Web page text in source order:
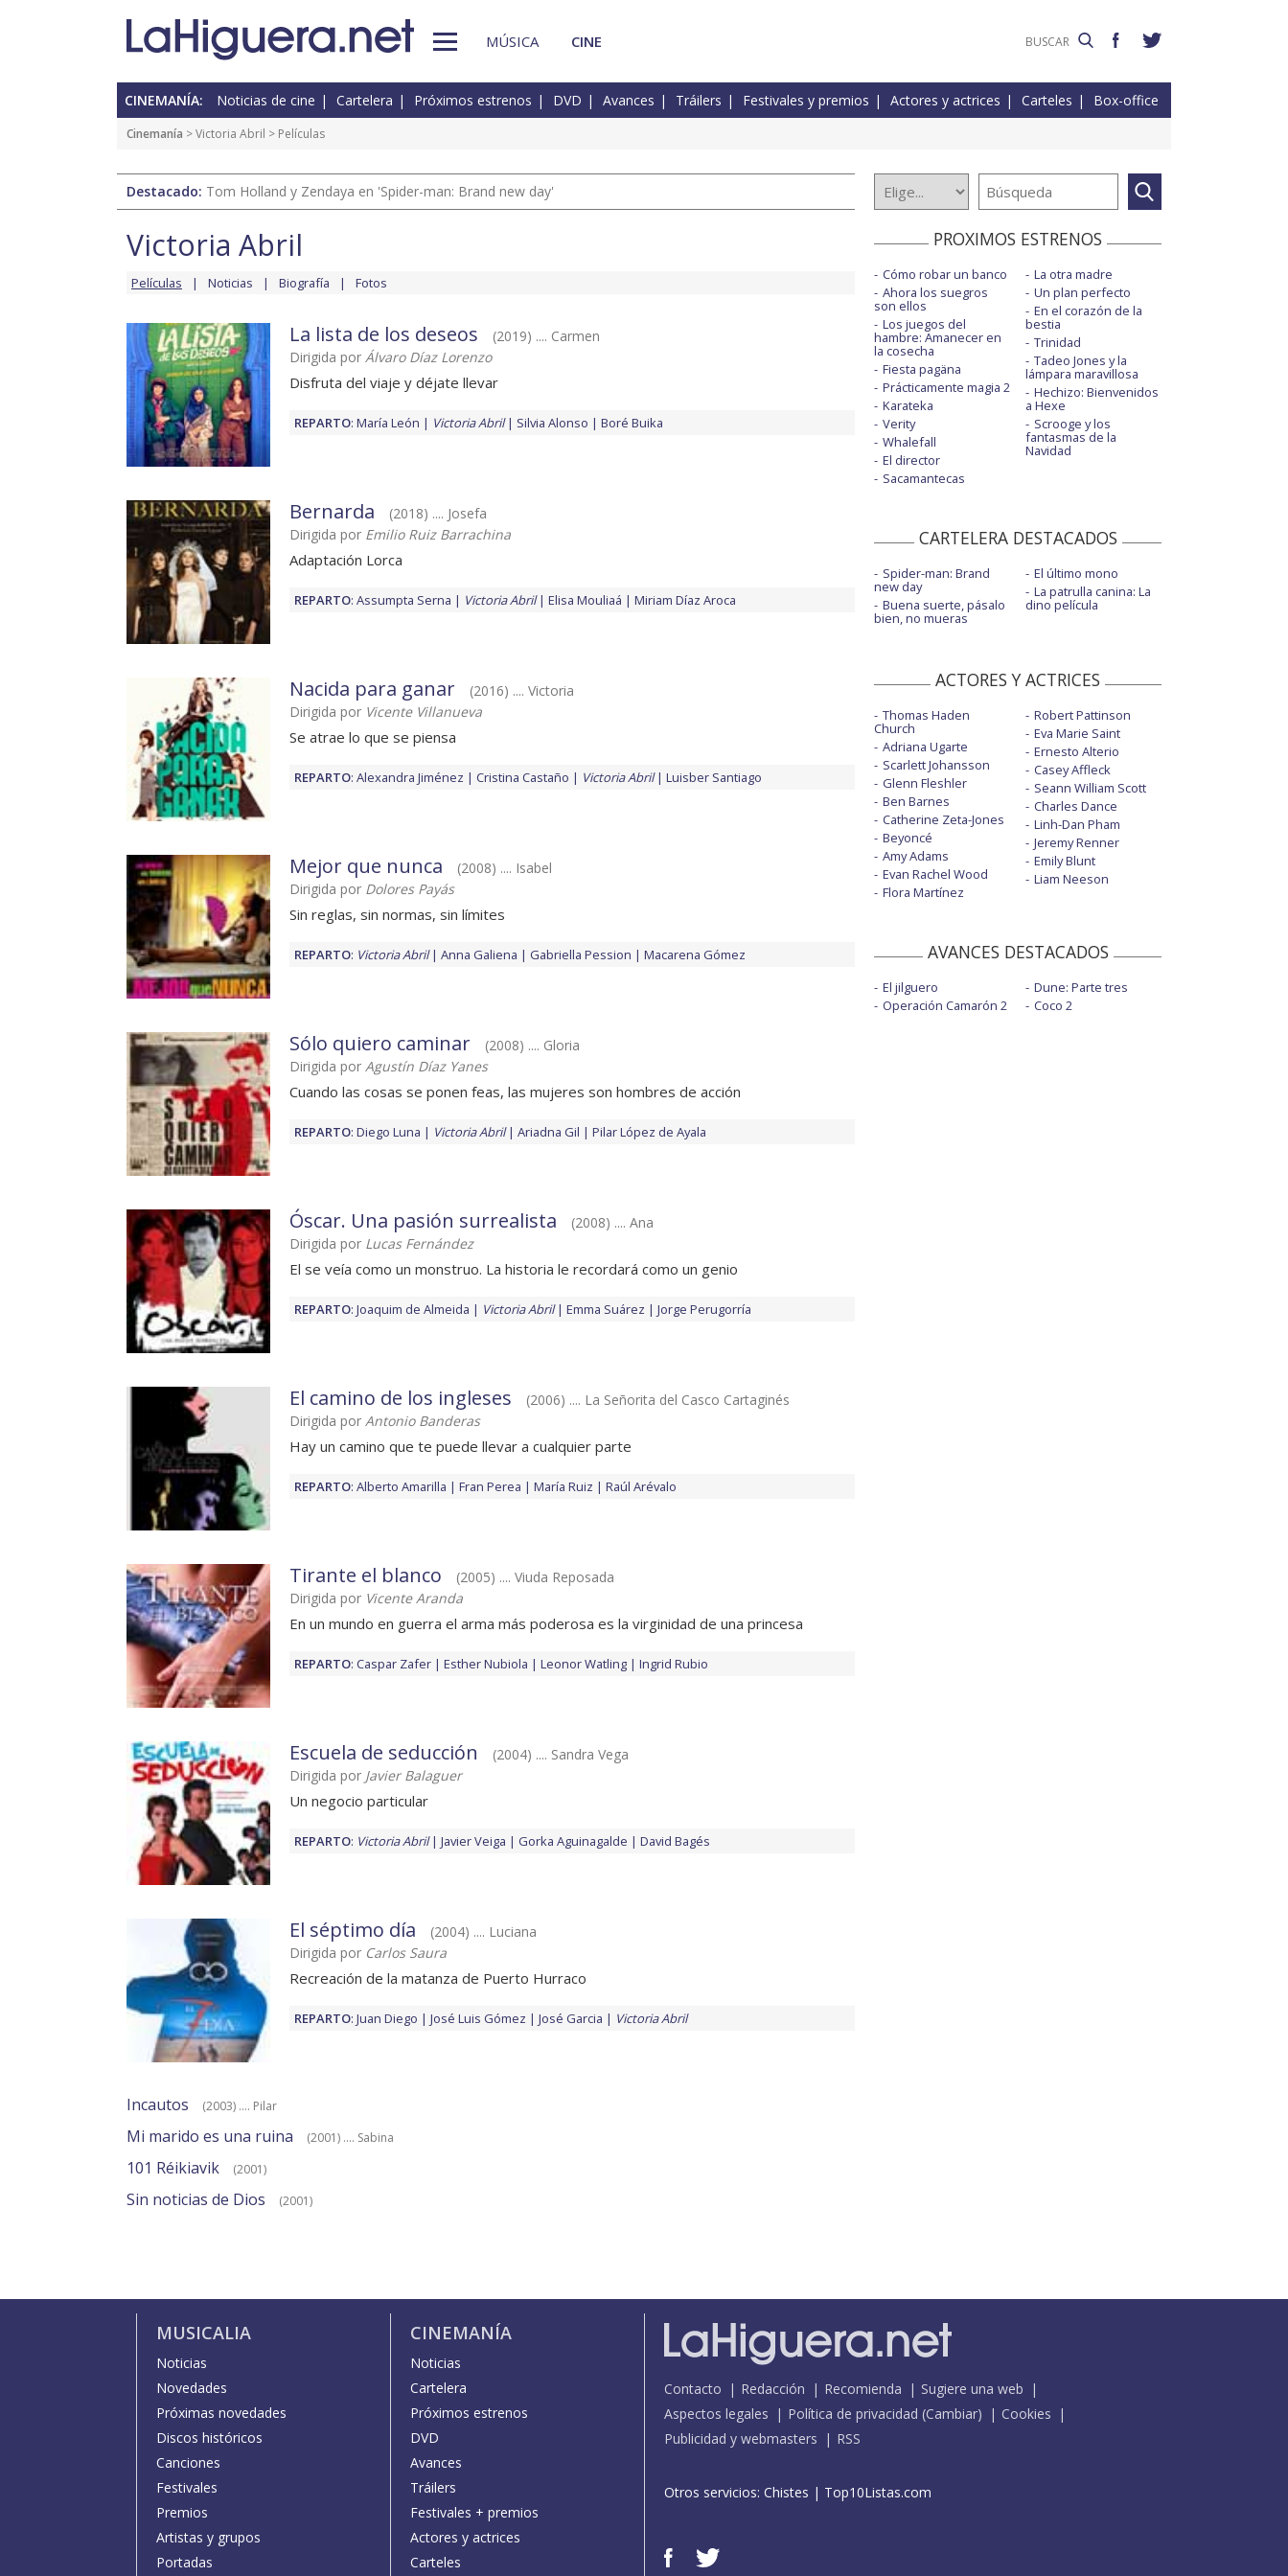
MÚSICA CINE
CINEMANÍA: Noticias de cine Cartelera Próximos estrenos DVD Avances Tráilers Festivales y premios Actores y actrices Carteles Box-office
Cinemanía >Victoria Abril > Películas
Destacado: Tom Holland y Zendaya en 'Spider-man: Brand new day'
Victoria Abril
Películas Noticias Biografía Fotos
La lista de los deseos
(2019) .... Carmen
Dirigida por Álvaro Díaz Lorenzo
Disfruta del viaje y déjate llevar
REPARTO: María León Victoria Abril Silvia Alonso Boré Buika
Bernarda
(2018) .... Josefa
Dirigida por Emilio Ruiz Barrachina
Adaptación Lorca
REPARTO: Assumpta Serna Victoria Abril Elisa Mouliaá Miriam Díaz Aroca
Nacida para ganar
(2016) .... Victoria
Dirigida por Vicente Villanueva
Se atrae lo que se piensa
REPARTO: Alexandra Jiménez Cristina Castaño Victoria Abril Luisber Santiago
Mejor que nunca
(2008) .... Isabel
Dirigida por Dolores Payás
Sin reglas, sin normas, sin límites
REPARTO: Victoria Abril Anna Galiena Gabriella Pession Macarena Gómez
Sólo quiero caminar
(2008) .... Gloria
Dirigida por Agustín Díaz Yanes
Cuando las cosas se ponen feas, las mujeres son hombres de acción
REPARTO: Diego Luna Victoria Abril Ariadna Gil Pilar López de Ayala
Óscar. Una pasión surrealista
(2008) .... Ana
Dirigida por Lucas Fernández
El se veía como un monstruo. La historia le recordará como un genio
REPARTO: Joaquim de Almeida Victoria Abril Emma Suárez Jorge Perugorría
El camino de los ingleses
(2006) .... La Señorita del Casco Cartaginés
Dirigida por Antonio Banderas
Hay un camino que te puede llevar a cualquier parte
REPARTO: Alberto Amarilla Fran Perea María Ruiz Raúl Arévalo
Tirante el blanco
(2005) .... Viuda Reposada
Dirigida por Vicente Aranda
En un mundo en guerra el arma más poderosa es la virginidad de una princesa
REPARTO: Caspar Zafer Esther Nubiola Leonor Watling Ingrid Rubio
Escuela de seducción
(2004) .... Sandra Vega
Dirigida por Javier Balaguer
Un negocio particular
REPARTO: Victoria Abril Javier Veiga Gorka Aguinagalde David Bagés
El séptimo día
(2004) .... Luciana
Dirigida por Carlos Saura
Recreación de la matanza de Puerto Hurraco
REPARTO: Juan Diego José Luis Gómez José Garcia Victoria Abril
Incautos (2003) .... Pilar
Mi marido es una ruina (2001) .... Sabina
101 Réikiavik (2001)
Sin noticias de Dios (2001)
PROXIMOS ESTRENOS
Cómo robar un banco
Ahora los suegros
son ellos
Los juegos del
hambre: Amanecer en
la cosecha
Fiesta pagäna
Prácticamente magia 2
Karateka
Verity
Whalefall
El director
Sacamantecas
La otra madre
Un plan perfecto
En el corazón de la
bestia
Trinidad
Tadeo Jones y la
lámpara maravillosa
Hechizo: Bienvenidos
a Hexe
Scrooge y los
fantasmas de la
Navidad
CARTELERA DESTACADOS
Spider-man: Brand
new day
Buena suerte, pásalo
bien, no mueras
El último mono
La patrulla canina: La
dino película
ACTORES Y ACTRICES
Thomas Haden
Church
Adriana Ugarte
Scarlett Johansson
Glenn Fleshler
Ben Barnes
Catherine Zeta-Jones
Beyoncé
Amy Adams
Evan Rachel Wood
Flora Martínez
Robert Pattinson
Eva Marie Saint
Ernesto Alterio
Casey Affleck
Seann William Scott
Charles Dance
Linh-Dan Pham
Jeremy Renner
Emily Blunt
Liam Neeson
AVANCES DESTACADOS
El jilguero
Operación Camarón 2
Dune: Parte tres
Coco 2
MUSICALIA
Noticias
Novedades
Próximas novedades
Discos históricos
Canciones
Festivales
Premios
Artistas y grupos
Portadas
CINEMANÍA
Noticias
Cartelera
Próximos estrenos
DVD
Avances
Tráilers
Festivales + premios
Actores y actrices
Carteles
Contacto Redacción Recomienda
Sugiere una web
Aspectos legales
Política de privacidad (Cambiar)
Cookies
Publicidad y webmasters
RSS
Otros servicios: Chistes | Top10Listas.com